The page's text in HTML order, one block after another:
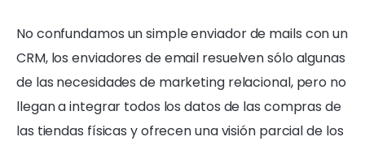
No confundamos un simple enviador de mails con un
CRM, los enviadores de email resuelven sólo algunas
de las necesidades de marketing relacional, pero no
llegan a integrar todos los datos de las compras de
las tiendas físicas y ofrecen una visión parcial de los